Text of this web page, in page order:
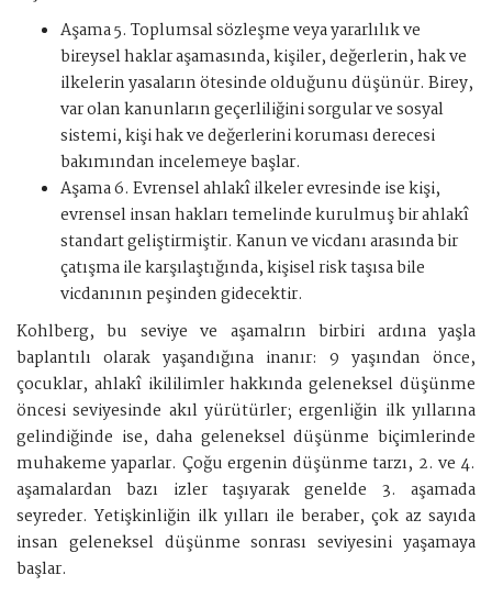
Aşama 5. Toplumsal sözleşme veya yararlılık ve
bireysel haklar aşamasında, kişiler, değerlerin, hak ve
ilkelerin yasaların ötesinde olduğunu düşünür. Birey,
var olan kanunların geçerliliğini sorgular ve sosyal
sistemi, kişi hak ve değerlerini koruması derecesi
bakımından incelemeye başlar.
Aşama 6. Evrensel ahlakî ilkeler evresinde ise kişi,
evrensel insan hakları temelinde kurulmuş bir ahlakî
standart geliştirmiştir. Kanun ve vicdanı arasında bir
çatışma ile karşılaştığında, kişisel risk taşısa bile
vicdanının peşinden gidecektir.
Kohlberg, bu seviye ve aşamalrın birbiri ardına yaşla
baplantılı olarak yaşandığına inanır: 9 yaşından önce,
çocuklar, ahlakî ikililimler hakkında geleneksel düşünme
öncesi seviyesinde akıl yürütürler; ergenliğin ilk yıllarına
gelindiğinde ise, daha geleneksel düşünme biçimlerinde
muhakeme yaparlar. Çoğu ergenin düşünme tarzı, 2. ve 4.
aşamalardan bazı izler taşıyarak genelde 3. aşamada
seyreder. Yetişkinliğin ilk yılları ile beraber, çok az sayıda
insan geleneksel düşünme sonrası seviyesini yaşamaya
başlar.